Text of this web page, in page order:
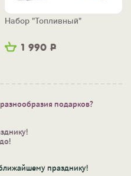
1 990 Р
Набор "Топливный"
подарков?
празднику!